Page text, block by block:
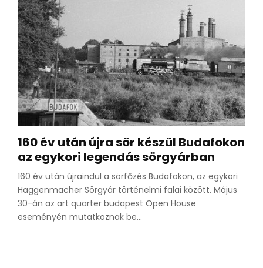
160 év után újra sör készül Budafokon
az egykori legendás sörgyárban
160 év után újraindul a sörfőzés Budafokon, az egykori
Haggenmacher Sörgyár történelmi falai között. Május
30-án az art quarter budapest Open House
eseményén mutatkoznak be...